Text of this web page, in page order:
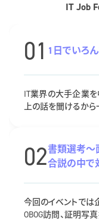
IT Job
01 1日でいろ
IT業界の大手企業を
上の話を聞けるか
02書類選考～
合説の中で
今回のイベントでは
OBOG訪問、証明写